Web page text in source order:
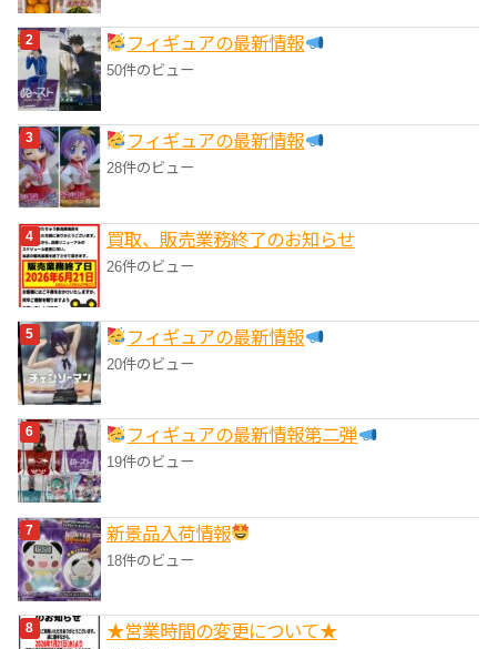
フィギュアの最新情報
50件のビュー
フィギュアの最新情報
28件のビュー
買取、販売業務終了のお知らせ
26件のビュー
フィギュアの最新情報
20件のビュー
フィギュアの最新情報第二弾
19件のビュー
‎新景品入荷情報
18件のビュー
★営業時間の変更について★